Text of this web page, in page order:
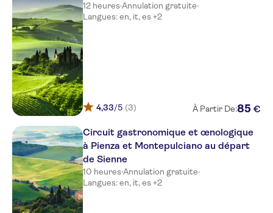
12 heures·Annulation gratuite·
Langues: en, it, es +2
4,33/5 (3) À Partir De:85 €
Circuit gastronomique et œnologique
à Pienza et Montepulciano au départ
de Sienne
10 heures·Annulation gratuite·
Langues: en, it, es +2